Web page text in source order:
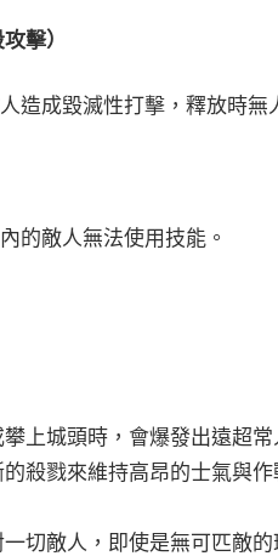
擊）
造成毀滅性打擊，釋放時無
的敵人無法使用技能。
上城頭時，會爆發出遠超常
殺戮來維持高昂的士氣與
切敵人，即使是無可匹敵